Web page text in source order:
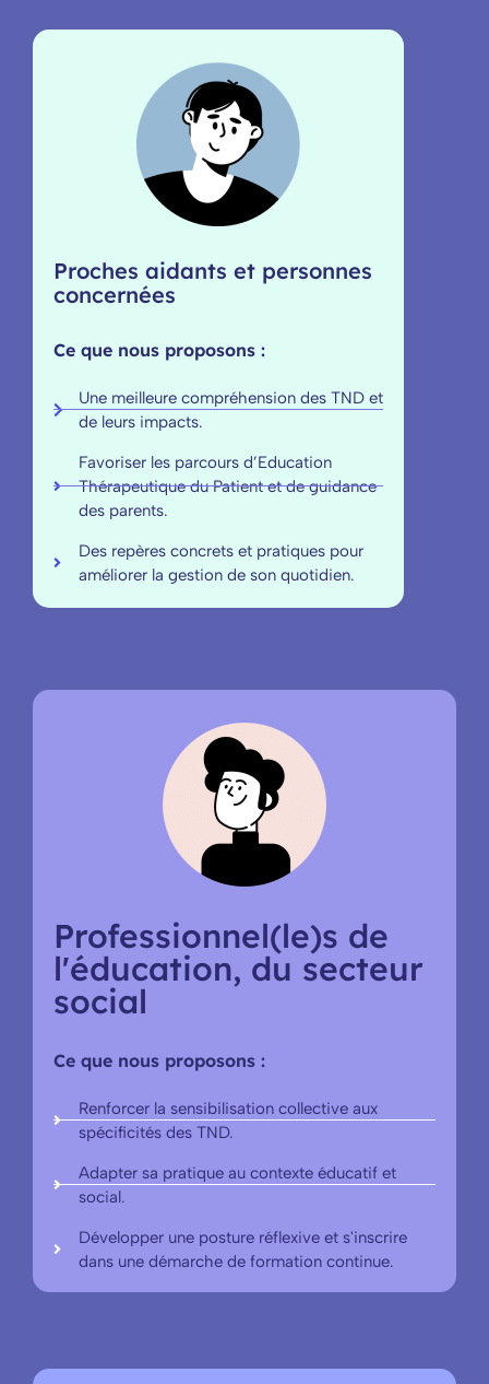
Proches aidants et personnes
concernées
Ce que nous proposons :
Une meilleure compréhension des TND et
de leurs impacts.
Favoriser les parcours d’Education
Thérapeutique du Patient et de guidance
des parents.
Des repères concrets et pratiques pour
améliorer la gestion de son quotidien.
Professionnel(le)s de
l'éducation, du secteur
social
Ce que nous proposons :
Renforcer la sensibilisation collective aux
spécificités des TND.
Adapter sa pratique au contexte éducatif et
social.
Développer une posture réflexive et s'inscrire
dans une démarche de formation continue.